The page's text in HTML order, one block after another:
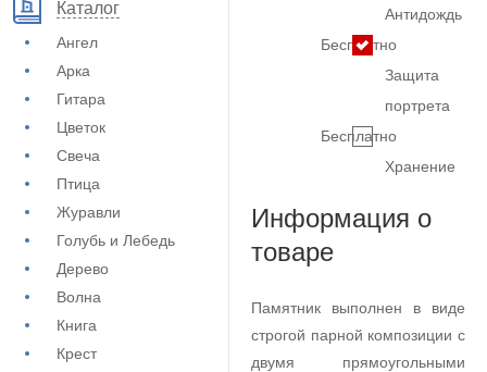
Каталог
Ангел
Арка
Гитара
Цветок
Свеча
Птица
Журавли
Голубь и Лебедь
Дерево
Волна
Книга
Крест
Антидождь
Бесплатно
Защита
портрета
Бесплатно
Хранение
Информация о
товаре
Памятник выполнен в виде
строгой парной композиции с
двумя прямоугольными